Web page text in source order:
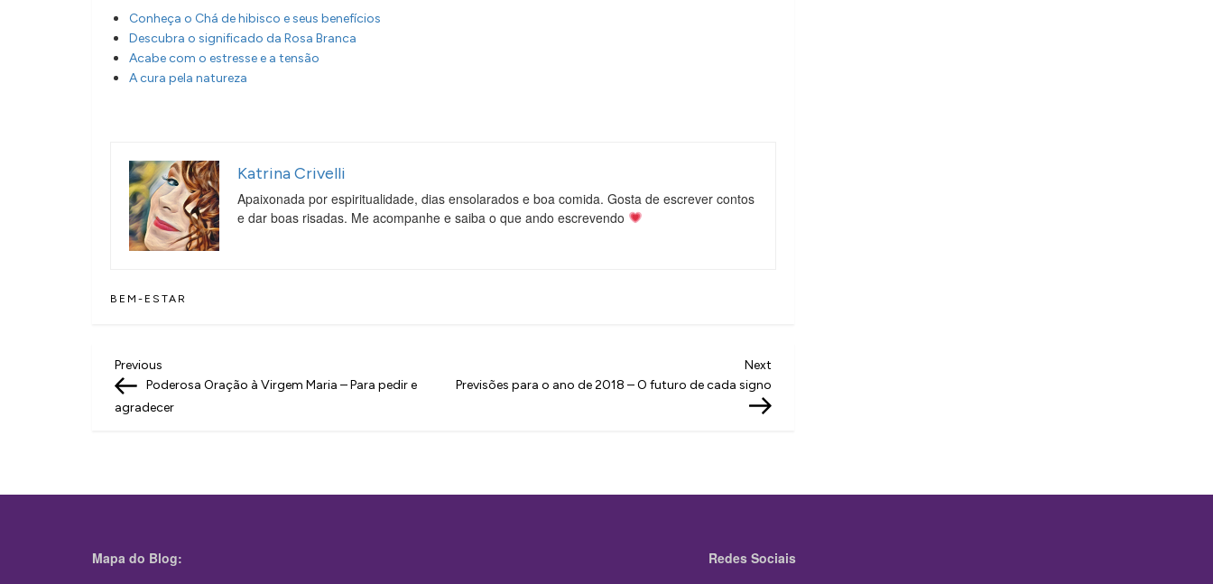
Conheça o Chá de hibisco e seus benefícios
Descubra o significado da Rosa Branca
Acabe com o estresse e a tensão
A cura pela natureza
Katrina Crivelli
Apaixonada por espiritualidade, dias ensolarados e boa comida. Gosta de escrever contos
e dar boas risadas. Me acompanhe e saiba o que ando escrevendo
BEM-ESTAR
N
a
g
ç
Previous
Post
Previous
Poderosa Oração à Virgem Maria – Para pedir e
agradecer
Next
Previsões para o ano de 2018 – O futuro de cada signo
Mapa do Blog:
Redes Sociais